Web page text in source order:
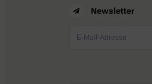
Newsletter